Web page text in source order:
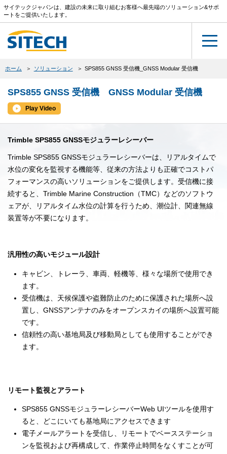
サイテックジャパンは、建設の未来に取り組むお客様へ最先端のソリューション&サポ
ートをご提供いたします。
ホーム ソリューション SPS855 GNSS 受信機_GNSS Modular 受信機
SPS855 GNSS 受信機 GNSS Modular 受信機
Play Video
Trimble SPS855 GNSSモジュラーレシーバー
Trimble SPS855 GNSSモジュラーレシーバーは、リアルタイムで
水位の変化を監視する機能等、従来の方法よりも正確でコストパ
フォーマンスの高いソリューションをご提供します。受信機に接
続すると、Trimble Marine Construction（TMC）などのソフトウ
ェアが、リアルタイム水位の計算を行うため、潮位計、関連無線
装置等が不要になります。
汎用性の高いモジュール設計
キャビン、トレーラ、車両、軽機等、様々な場所で使用でき
ます。
受信機は、天候保護や盗難防止のために保護された場所へ設
置し、GNSSアンテナのみをオープンスカイの場所へ設置可能
です。
信頼性の高い基地局及び移動局としても使用することができ
ます。
リモート監視とアラート
SPS855 GNSSモジュラーレシーバーWeb UIツールを使用す
ると、どこにいても基地局にアクセスできます
電子メールアラートを受信し、リモートでベースステーショ
ンを監視および再構成して、作業停止時間をなくすことが可